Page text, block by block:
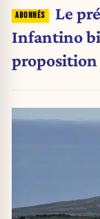
Le
Infantino
proposition